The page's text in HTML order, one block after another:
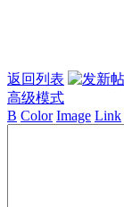
返回列表
高级模式
B Color Image Link